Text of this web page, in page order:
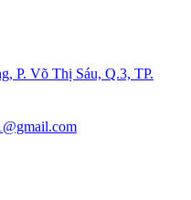
P. Võ Thị Sáu, Q.3, TP.